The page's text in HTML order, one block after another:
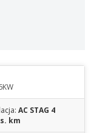
AC STAG 4
km